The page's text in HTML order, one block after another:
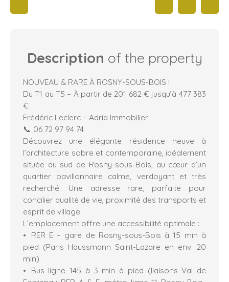
Description of the property
NOUVEAU & RARE À ROSNY-SOUS-BOIS !
Du T1 au T5 – À partir de 201 682 € jusqu’à 477 383
€
Frédéric Leclerc – Adria Immobilier
📞 06 72 97 94 74
Découvrez une élégante résidence neuve à
l’architecture sobre et contemporaine, idéalement
située au sud de Rosny-sous-Bois, au cœur d’un
quartier pavillonnaire calme, verdoyant et très
recherché. Une adresse rare, parfaite pour
concilier qualité de vie, proximité des transports et
esprit de village.
L’emplacement offre une accessibilité optimale :
RER E – gare de Rosny-sous-Bois à 15 min à
pied (Paris Haussmann Saint-Lazare en env. 20
min)
Bus ligne 145 à 3 min à pied (liaisons Val de